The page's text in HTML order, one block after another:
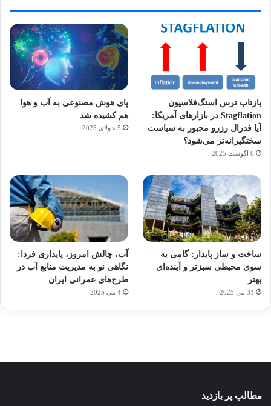
بازتاب ترس استگ‌فلاسیون
Stagflation در بازارهای آمریکا:
آیا فدرال رزرو مجبور به سیاست
سختگیرانه‌تر می‌شود؟
6 آگوست 2025
پای هوش مصنوعی به آب و هوا
هم کشیده شد
5 جولای 2025
ساخت و ساز پایدار: گامی به
سوی محیطی سبزتر و آینده‌ای
بهتر
31 می 2025
آب، چالش امروز، پایداری فردا:
نگاهی نو به مدیریت منابع آب در
طرح‌های عمرانی ایران
4 می 2025
آماده
برای
کشف
توسط
ژاکت
در
ی سفر
مجازی
…
توسط
ورزش
با
ساعت
هوشمند
عکاسی
با طعم
توسط
ژاکت
در
هدفون
های
2023
توسط
ژاکت
مطالب پر بازدید